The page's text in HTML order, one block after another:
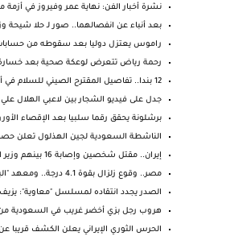
نشرة أخبار الفن: نهاية عمر وفيروز في
بعد أنباء عن انفصالهما.. صور لـ حلا شيحة
راموس يعتزل دوليا بعد سقوطه من
رحمة رياض تتعرض لوعكة صحية بعد خسارة
12 بندا.. تفاصيل المقترح الصيني للسلام في أوكرانيا
جدل على فيديو الشجار بين لاعبي الهلال علي
برشلونة يحقق رقما سلبيا بعد الإقصاء
الناشطة السعودية لجين الهذلول تعلن
إيران.. مقتل شخصين وإصابة 16 بينهم وزير الرياضة في...
مصر.. وقوع زلزال بقوة 4.1 درجة.. ومعهد "البحوث الف...
الصدر يجدد انتقاده لمسلسل "معاوية": يزيف
هروب رجل بزي أخضر غريب في السعودية
الحرس الثوري الإيراني يعلن الكشف قريبا